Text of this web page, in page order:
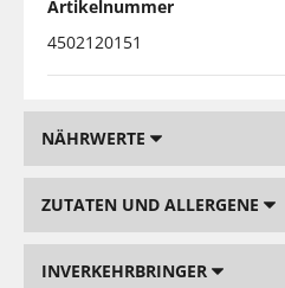
Artikelnummer
4502120151
NÄHRWERTE
ZUTATEN UND ALLERGENE
INVERKEHRBRINGER